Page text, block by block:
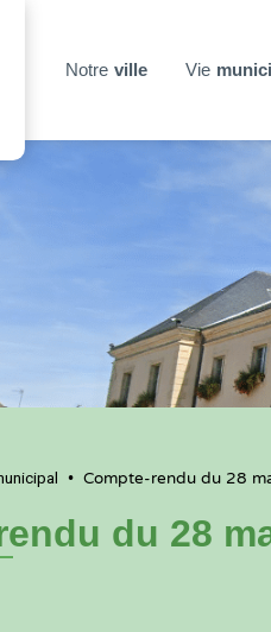
Notre ville Vie
• Compte-rendu du 28
du 28